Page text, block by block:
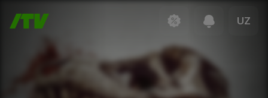
UZ